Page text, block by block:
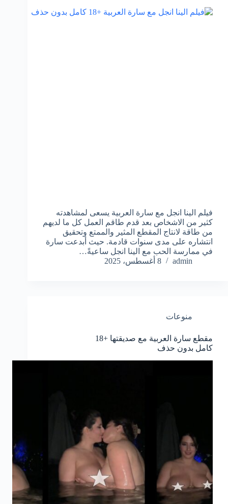
فيلم الينا انجل مع سارة العربية يسعى لمشاهدته
كثير من الاشخاص بعد قدم طاقم العمل كل ما لديهم
من طاقة لانتاج المقطع المثير والممتع وتحقيق
انتشاره على مدى سنوات قادمة. حيث أبدعت سارة
في ممارسة الحب مع الينا انجل ساعيةً…
admin
8 أغسطس، 2025
منوعات
مقطع سارة العربية مع صديقتها +18
كامل بدون حذف